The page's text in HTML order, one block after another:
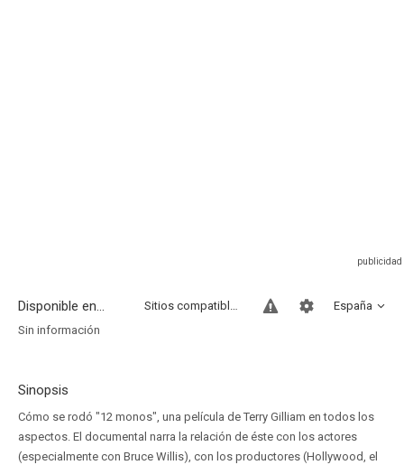
Disponible en... España
Sitios compatibles
Sin información
Sinopsis
Cómo se rodó "12 monos", una película de Terry Gilliam en todos los
aspectos. El documental narra la relación de éste con los actores
(especialmente con Bruce Willis), con los productores (Hollywood, el